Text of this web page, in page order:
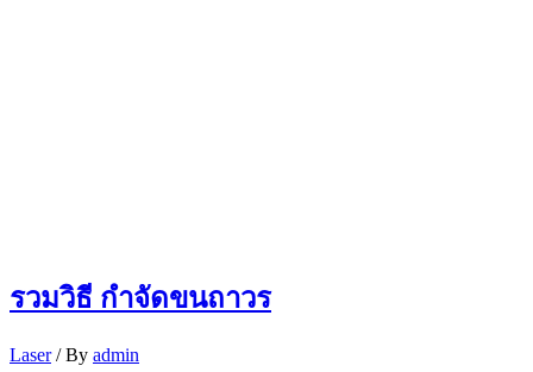
รวมวิธี กําจัดขนถาวร
Laser/ By admin